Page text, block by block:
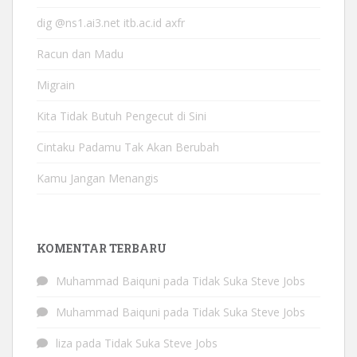
dig @ns1.ai3.net itb.ac.id axfr
Racun dan Madu
Migrain
Kita Tidak Butuh Pengecut di Sini
Cintaku Padamu Tak Akan Berubah
Kamu Jangan Menangis
KOMENTAR TERBARU
Muhammad Baiquni pada Tidak Suka Steve Jobs
Muhammad Baiquni pada Tidak Suka Steve Jobs
liza pada Tidak Suka Steve Jobs